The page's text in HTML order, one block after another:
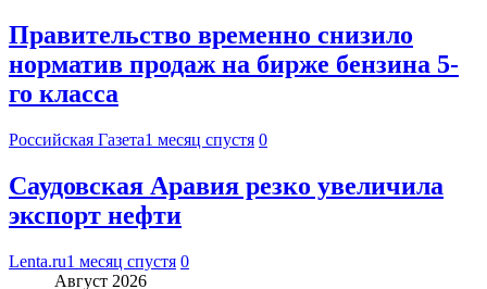
Правительство временно снизило
норматив продаж на бирже бензина 5-
го класса
Российская Газета1 месяц спустя 0
Саудовская Аравия резко увеличила
экспорт нефти
Lenta.ru1 месяц спустя 0
Август 2026